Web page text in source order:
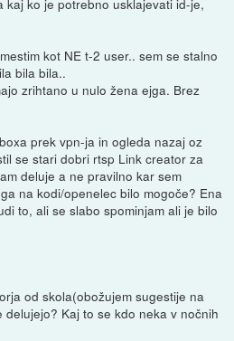
kaj ko je potrebno usklajevati id-je,
kot NE t-2 user.. sem se stalno
bila bila..
zrihtano u nulo žena ejga. Brez
prek vpn-ja in ogleda nazaj oz
se stari dobri rtsp Link creator za
deluje a ne pravilno kar sem
na kodi/openelec bilo mogoče? Ena
to, ali se slabo spominjam ali je bilo
od skola(obožujem sugestije na
delujejo? Kaj to se kdo neka v nočnih